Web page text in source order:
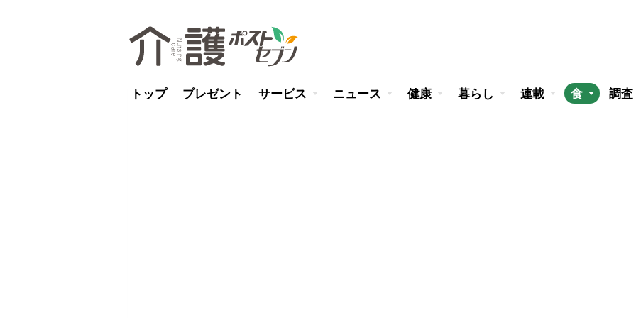
トップ プレゼント サービス ニュース 健康 暮らし 連載 食 調査